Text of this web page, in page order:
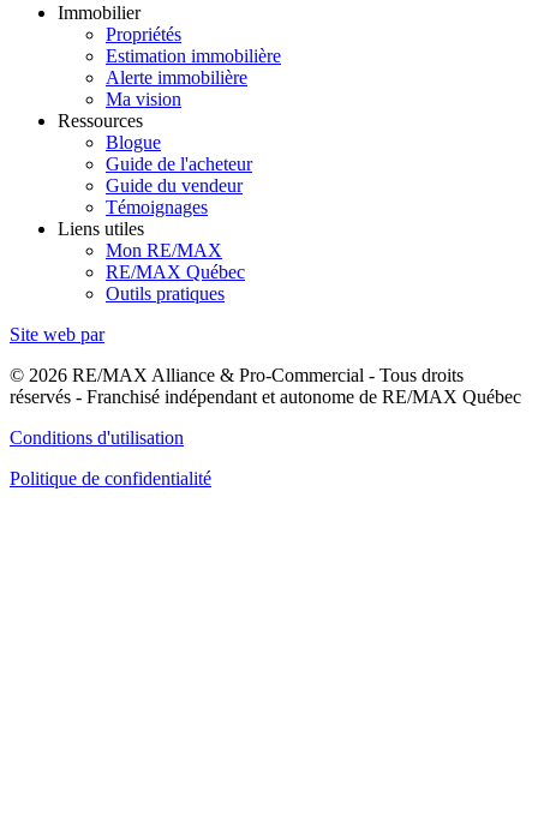
Immobilier
Propriétés
Estimation immobilière
Alerte immobilière
Ma vision
Ressources
Blogue
Guide de l'acheteur
Guide du vendeur
Témoignages
Liens utiles
Mon RE/MAX
RE/MAX Québec
Outils pratiques
Site web par
© 2026 RE/MAX Alliance & Pro-Commercial - Tous droits
réservés - Franchisé indépendant et autonome de RE/MAX Québec
Conditions d'utilisation
Politique de confidentialité